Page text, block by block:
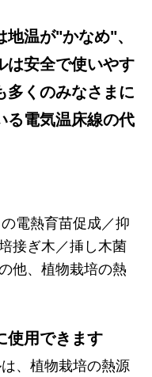
地温が"かなめ"、
は安全で使いやす
多くのみなさまに
る電気温床線の代
電熱育苗促成／抑
接ぎ木／挿し木菌
他、植物栽培の熱
使用できます
、植物栽培の熱源